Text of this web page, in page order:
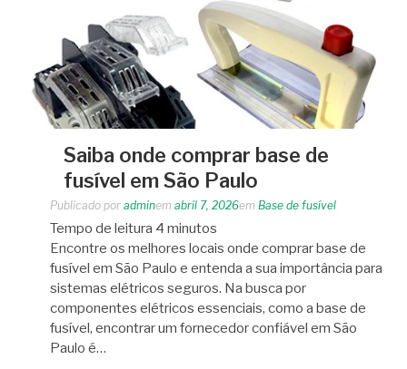
Saiba onde comprar base de
fusível em São Paulo
Publicado por adminem abril 7, 2026em Base de fusível
Tempo de leitura 4 minutos
Encontre os melhores locais onde comprar base de
fusível em São Paulo e entenda a sua importância para
sistemas elétricos seguros. Na busca por
componentes elétricos essenciais, como a base de
fusível, encontrar um fornecedor confiável em São
Paulo é…